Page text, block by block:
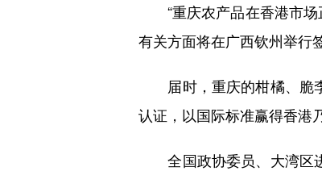
“重庆农产品在香港市场
有关方面将在广西钦州举行
届时，重庆的柑橘、脆李
认证，以国际标准赢得香港
全国政协委员、大湾区进